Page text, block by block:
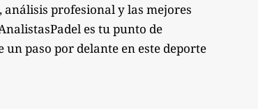
profesional y las mejores
es tu punto de
paso por delante en este deporte